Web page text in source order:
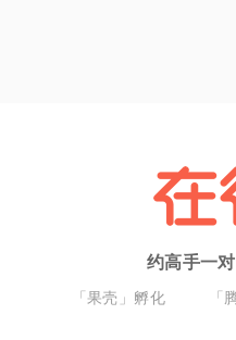
约高手一
「果壳」孵化 「